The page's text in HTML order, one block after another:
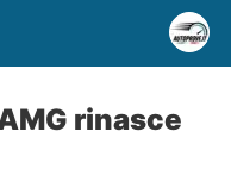
rinasce